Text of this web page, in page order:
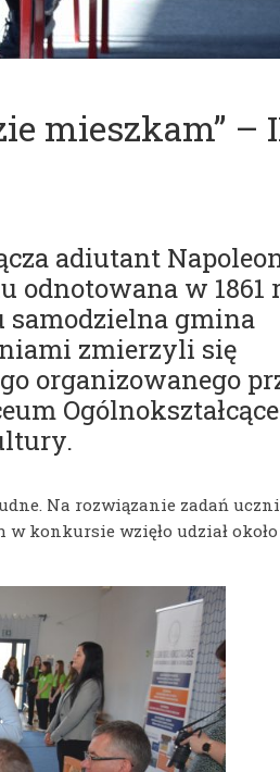
mieszkam” –
adiutant
odnotowana w 1861
samodzielna gmina
zmierzyli się
organizowanego
Na rozwiązanie zadań
konkursie wzięło udział około